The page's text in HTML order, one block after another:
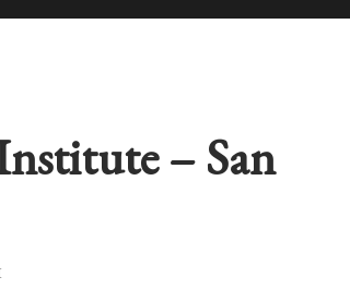
– San